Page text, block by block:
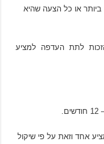
או כל הצעה שהיא
לתת העדפה למציע
אחד וזאת על פי שיקול